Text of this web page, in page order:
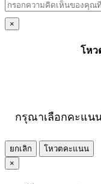
×
โหว
กรุณาเลือกคะแน
ยกเลิก
โหวตคะแนน
×